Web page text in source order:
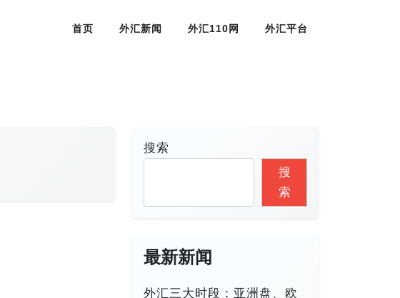
首页 外汇新闻 外汇110网 外汇平台
搜索
搜
索
最新新闻
外汇三大时段：亚洲盘、欧